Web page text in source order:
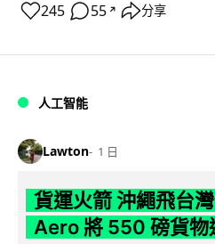
245 55 ↗ 分享
人工智能
Lawton 1 日
貨運火箭 沖繩飛台
Aero 將 550 磅貨物